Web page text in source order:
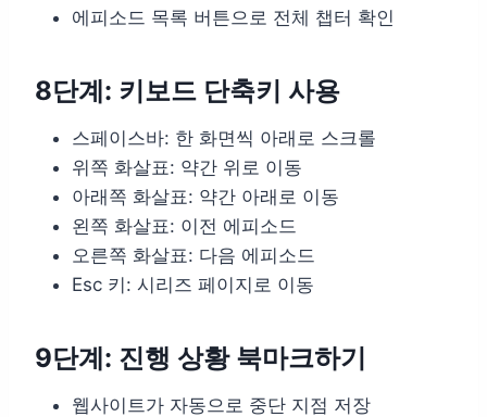
에피소드 목록 버튼으로 전체 챕터 확인
8단계: 키보드 단축키 사용
스페이스바: 한 화면씩 아래로 스크롤
위쪽 화살표: 약간 위로 이동
아래쪽 화살표: 약간 아래로 이동
왼쪽 화살표: 이전 에피소드
오른쪽 화살표: 다음 에피소드
Esc 키: 시리즈 페이지로 이동
9단계: 진행 상황 북마크하기
웹사이트가 자동으로 중단 지점 저장